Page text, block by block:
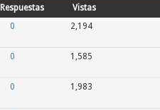
Respuestas Vistas
0 2,194
0 1,585
0 1,983